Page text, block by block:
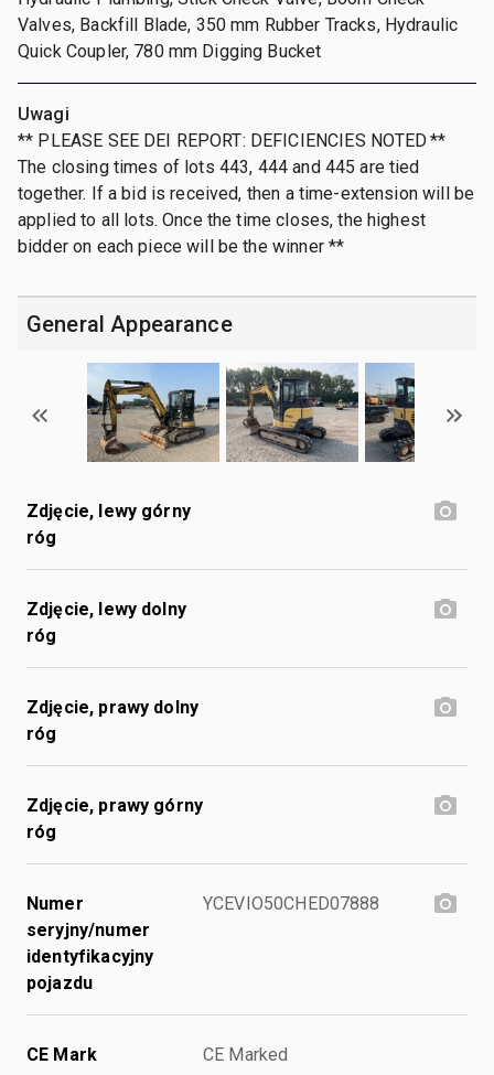
Valves, Backfill Blade, 350 mm Rubber Tracks, Hydraulic
Quick Coupler, 780 mm Digging Bucket
Uwagi
** PLEASE SEE DEI REPORT: DEFICIENCIES NOTED **
The closing times of lots 443, 444 and 445 are tied
together. If a bid is received, then a time-extension will be
applied to all lots. Once the time closes, the highest
bidder on each piece will be the winner **
General Appearance
Zdjęcie, lewy górny
róg
Zdjęcie, lewy dolny
róg
Zdjęcie, prawy dolny
róg
Zdjęcie, prawy górny
róg
Numer
seryjny/numer
identyfikacyjny
pojazdu
YCEVIO50CHED07888
CE Mark CE Marked